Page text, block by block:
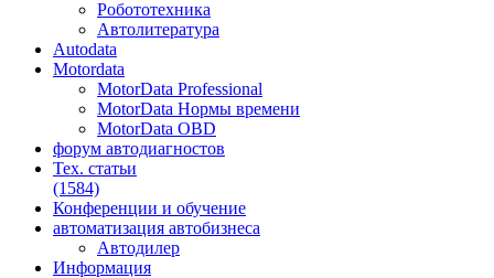
Робототехника
Автолитература
Autodata
Motordata
MotorData Professional
MotorData Нормы времени
MotorData OBD
форум автодиагностов
Тех. статьи
(1584)
Конференции и обучение
автоматизация автобизнеса
Автодилер
Информация